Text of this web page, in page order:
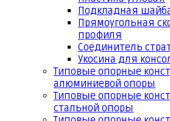
Подкладная
Прямоугольная
профиля
Соединитель
Укосина для
Типовые опорные
алюминиевой опоры
Типовые опорные
стальной опоры